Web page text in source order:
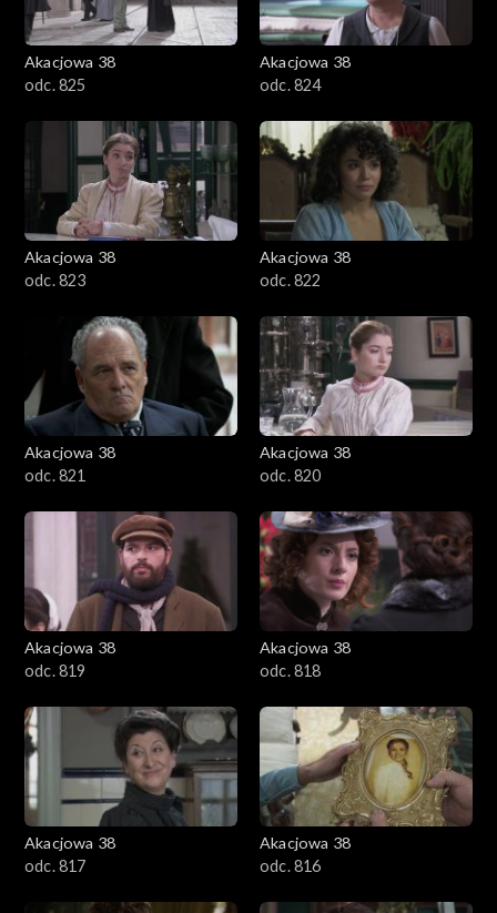
Akacjowa 38
odc. 825
Akacjowa 38
odc. 824
Akacjowa 38
odc. 823
Akacjowa 38
odc. 822
Akacjowa 38
odc. 821
Akacjowa 38
odc. 820
Akacjowa 38
odc. 819
Akacjowa 38
odc. 818
Akacjowa 38
odc. 817
Akacjowa 38
odc. 816